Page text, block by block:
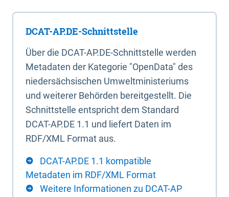
DCAT-AP.DE-Schnittstelle
Über die DCAT-AP.DE-Schnittstelle werden
Metadaten der Kategorie "OpenData" des
niedersächsischen Umweltministeriums
und weiterer Behörden bereitgestellt. Die
Schnittstelle entspricht dem Standard
DCAT-AP.DE 1.1 und liefert Daten im
RDF/XML Format aus.
DCAT-AP.DE 1.1 kompatible
Metadaten im RDF/XML Format
Weitere Informationen zu DCAT-AP